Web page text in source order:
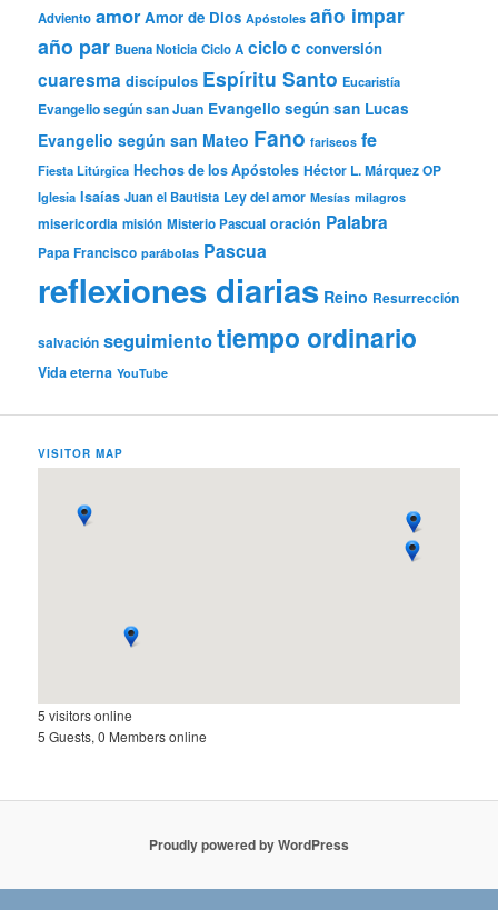
Adviento amor Amor de Dios Apóstoles año impar
año par Buena Noticia Ciclo A ciclo c conversión
cuaresma discípulos Espíritu Santo Eucaristía
Evangelio según san Juan Evangelio según san Lucas
Evangelio según san Mateo Fano fariseos fe
Fiesta Litúrgica Hechos de los Apóstoles Héctor L. Márquez OP
Iglesia Isaías Juan el Bautista Ley del amor Mesías milagros
misericordia misión Misterio Pascual oración Palabra
Papa Francisco parábolas Pascua
reflexiones diarias Reino Resurrección
salvación seguimientotiempo ordinario
Vida eterna YouTube
VISITOR MAP
5 visitors online
5 Guests, 0 Members online
Proudly powered by WordPress